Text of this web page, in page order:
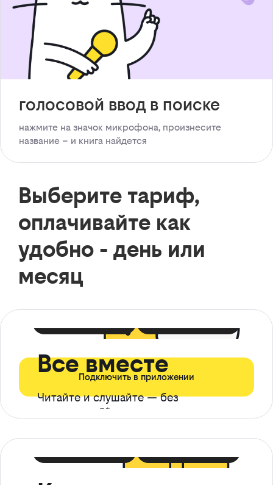
голосовой ввод в поиске
нажмите на значок микрофона, произнесите
название – и книга найдется
Выберите тариф,
оплачивайте как
удобно - день или
месяц
Все вместе
Читайте и слушайте — без
ограничений*
Подключить в приложении